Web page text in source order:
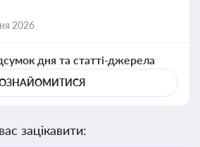
2026
дня та статті-джерела
зацікавити: